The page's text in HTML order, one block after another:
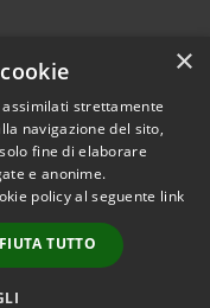
© 2026 • Comune di
Spoleto • Powered by
•
Accesso
redazione
×
strettamente
navigazione del sito,
fine di elaborare
e anonime.
policy al seguente link
TUTTO